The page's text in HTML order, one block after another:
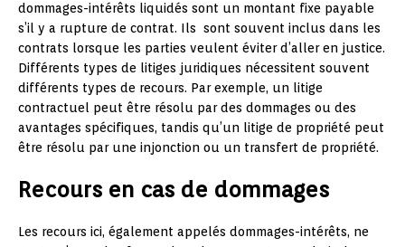
dommages-intérêts liquidés sont un montant fixe payable
s’il y a rupture de contrat. Ils sont souvent inclus dans les
contrats lorsque les parties veulent éviter d’aller en justice.
Différents types de litiges juridiques nécessitent souvent
différents types de recours. Par exemple, un litige
contractuel peut être résolu par des dommages ou des
avantages spécifiques, tandis qu’un litige de propriété peut
être résolu par une injonction ou un transfert de propriété.
Recours en cas de dommages
Les recours ici, également appelés dommages-intérêts, ne